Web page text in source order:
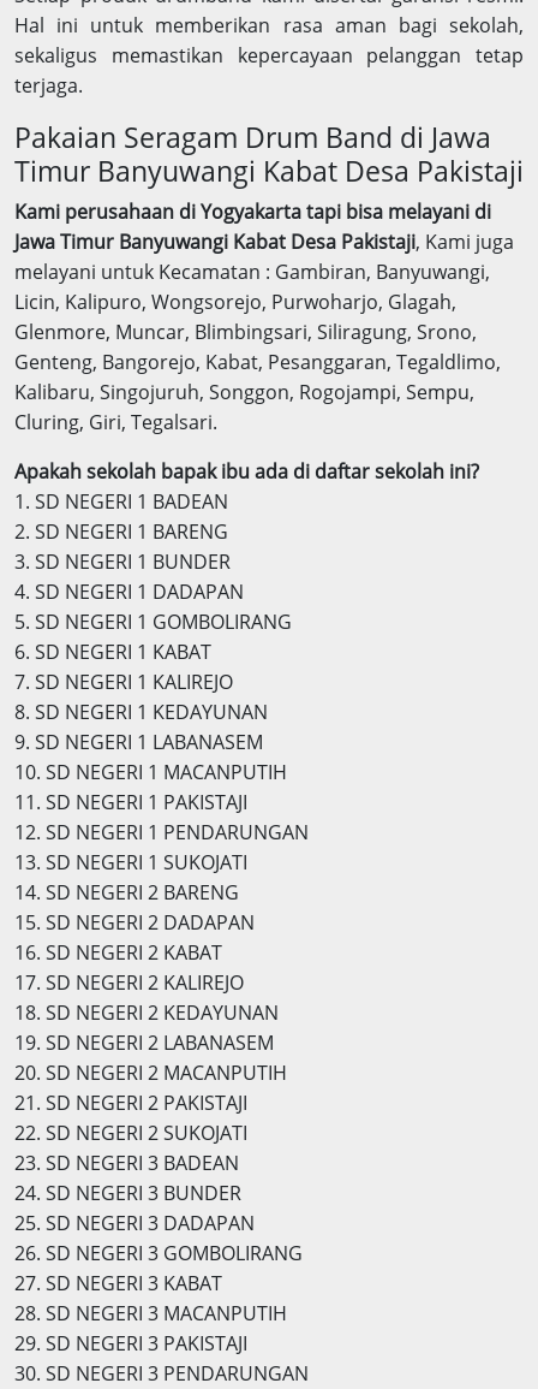
Hal ini untuk memberikan rasa aman bagi sekolah,
sekaligus memastikan kepercayaan pelanggan tetap
terjaga.
Pakaian Seragam Drum Band di Jawa
Timur Banyuwangi Kabat Desa Pakistaji
Kami perusahaan di Yogyakarta tapi bisa melayani di
Jawa Timur Banyuwangi Kabat Desa Pakistaji, Kami juga
melayani untuk Kecamatan : Gambiran, Banyuwangi,
Licin, Kalipuro, Wongsorejo, Purwoharjo, Glagah,
Glenmore, Muncar, Blimbingsari, Siliragung, Srono,
Genteng, Bangorejo, Kabat, Pesanggaran, Tegaldlimo,
Kalibaru, Singojuruh, Songgon, Rogojampi, Sempu,
Cluring, Giri, Tegalsari.
Apakah sekolah bapak ibu ada di daftar sekolah ini?
1. SD NEGERI 1 BADEAN
2. SD NEGERI 1 BARENG
3. SD NEGERI 1 BUNDER
4. SD NEGERI 1 DADAPAN
5. SD NEGERI 1 GOMBOLIRANG
6. SD NEGERI 1 KABAT
7. SD NEGERI 1 KALIREJO
8. SD NEGERI 1 KEDAYUNAN
9. SD NEGERI 1 LABANASEM
10. SD NEGERI 1 MACANPUTIH
11. SD NEGERI 1 PAKISTAJI
12. SD NEGERI 1 PENDARUNGAN
13. SD NEGERI 1 SUKOJATI
14. SD NEGERI 2 BARENG
15. SD NEGERI 2 DADAPAN
16. SD NEGERI 2 KABAT
17. SD NEGERI 2 KALIREJO
18. SD NEGERI 2 KEDAYUNAN
19. SD NEGERI 2 LABANASEM
20. SD NEGERI 2 MACANPUTIH
21. SD NEGERI 2 PAKISTAJI
22. SD NEGERI 2 SUKOJATI
23. SD NEGERI 3 BADEAN
24. SD NEGERI 3 BUNDER
25. SD NEGERI 3 DADAPAN
26. SD NEGERI 3 GOMBOLIRANG
27. SD NEGERI 3 KABAT
28. SD NEGERI 3 MACANPUTIH
29. SD NEGERI 3 PAKISTAJI
30. SD NEGERI 3 PENDARUNGAN